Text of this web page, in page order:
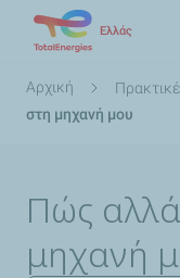
Ελλάς
Breadcrumb
Αρχική
στη μηχανή μου
Πώς
μηχανή